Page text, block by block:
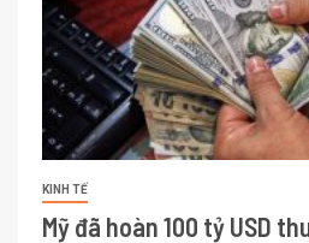
KINH TẾ
Mỹ đã hoàn 100 tỷ USD